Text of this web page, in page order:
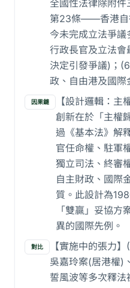
全國性法律除附
第23條——香港自
今未完成立法爭
行政長官及立法會
決定引發爭議)；
政、自由港及國際
因果鏈
【設計邏輯：主
創新在於「主權
過《基本法》解
官任命權、駐軍
獨立司法、終審
自主財政、國際
質。此設計為
「雙贏」妥協方
異的國際先例。
對比
【實施中的張力
吳嘉玲案(居港權)
誓風波等多次釋